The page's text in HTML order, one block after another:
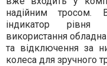
надійним тросом.
індикатор рівня
використання
та відключення за
колеса для зручного